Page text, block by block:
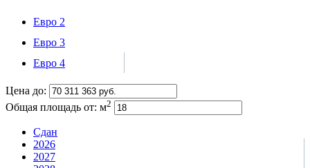
Евро 2
Евро 3
Евро 4
Цена до:
Общая площадь от: м2
Сдан
2026
2027